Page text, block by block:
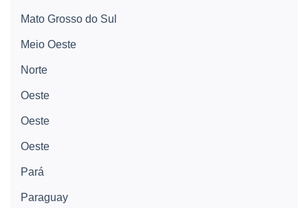
Mato Grosso do Sul
Meio Oeste
Norte
Oeste
Oeste
Oeste
Pará
Paraguay